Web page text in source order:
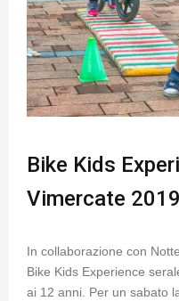
Bike Kids
Vimercate 2019
In collaborazione con
Bike Kids Experience
ai 12 anni. Per un sabato